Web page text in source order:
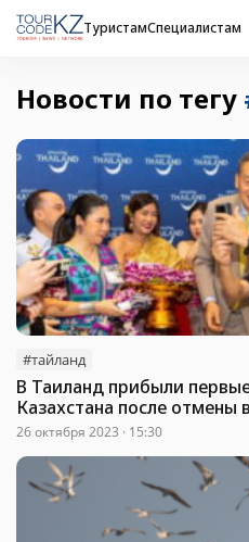
ТуристамСпециалистам
Новости по тегу
#тайланд
В Таиланд прибыли
Казахстана после отмены
26 октября 2023 · 15:30